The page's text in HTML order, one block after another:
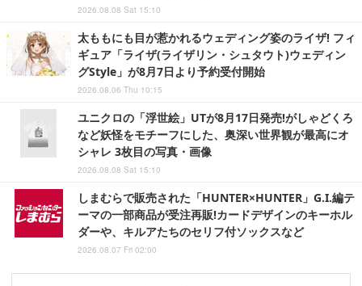
2026.08.08 Sat 15:10
太ももにも目が惹かれるウェディング姿のライザ! フィ
ギュア「ライザ(ライザリン・シュタウト)ウェディン
グStyle」が8月7日より予約受付開始
2026.08.06 Thu 10:15
ユニクロの「浮世絵」UTが8月17日発売!がしゃどくろ
など妖怪をモチーフにした、奥深い世界観が最高にオ
シャレ 3枚目の写真・画像
2026.08.08 Sat 15:10
しまむらで販売された「HUNTER×HUNTER」G.I.編テ
ーマの一部商品が受注再販!カードデザインのキーホル
ダーや、キルアたちのセリフ付ソックスなど
2026.08.07 Fri 02:00